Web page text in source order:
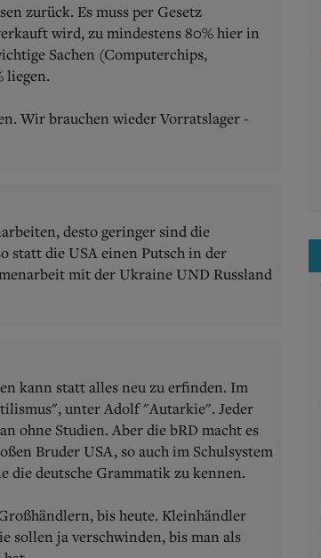
zurück. Es muss per Gesetz
wird, zu mindestens 80% hier in
Sachen (Computerchips,
liegen.
Wir brauchen wieder Vorratslager -
desto geringer sind die
statt die USA einen Putsch in der
mit der Ukraine UND Russland
kann statt alles neu zu erfinden. Im
unter Adolf "Autarkie". Jeder
ohne Studien. Aber die bRD macht es
Bruder USA, so auch im Schulsystem
die deutsche Grammatik zu kennen.
bis heute. Kleinhändler
sollen ja verschwinden, bis man als